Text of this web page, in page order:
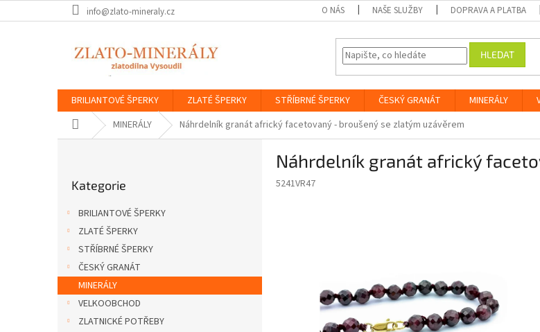
na
info@zlato-mineraly.cz O NÁS NAŠE SLUŽBY DOPRAVA A PLATBA
HLEDAT
BRILIANTOVÉ ŠPERKY ZLATÉ ŠPERKY STŘÍBRNÉ ŠPERKY ČESKÝ GRANÁT MINERÁLY
Domů MINERÁLY Náhrdelník granát africký facetovaný - broušený se zlatým uzávěrem
a
kategorie
Kategorie
BRILIANTOVÉ ŠPERKY
ZLATÉ ŠPERKY
STŘÍBRNÉ ŠPERKY
ČESKÝ GRANÁT
MINERÁLY
VELKOOBCHOD
ZLATNICKÉ POTŘEBY
Náhrdelník granát africký
5241VR47